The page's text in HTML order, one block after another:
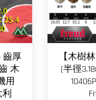
齒厚
木
用
【木樹
(半徑